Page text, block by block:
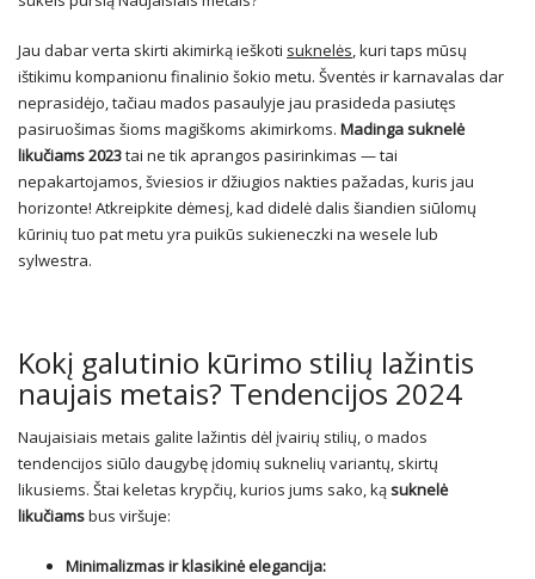
Jau dabar verta skirti akimirką ieškoti suknelės, kuri taps mūsų
ištikimu kompanionu finalinio šokio metu. Šventės ir karnavalas dar
neprasidėjo, tačiau mados pasaulyje jau prasideda pasiutęs
pasiruošimas šioms magiškoms akimirkoms. Madinga suknelė
likučiams2023tai ne tik aprangos pasirinkimas — tai
nepakartojamos, šviesios ir džiugios nakties pažadas, kuris jau
horizonte! Atkreipkite dėmesį, kad didelė dalis šiandien siūlomų
kūrinių tuo pat metu yra puikūs sukieneczki na wesele lub
sylwestra.
Kokį galutinio kūrimo stilių lažintis
naujais metais? Tendencijos 2024
Naujaisiais metais galite lažintis dėl įvairių stilių, o mados
tendencijos siūlo daugybę įdomių suknelių variantų, skirtų
likusiems. Štai keletas krypčių, kurios jums sako, kąsuknelė
likučiamsbus viršuje:
Minimalizmas ir klasikinė elegancija: